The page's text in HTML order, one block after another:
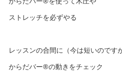
ストレッチを必ずやる
レッスンの合間に（今は短いのですが
からだバー®️の動きをチェック